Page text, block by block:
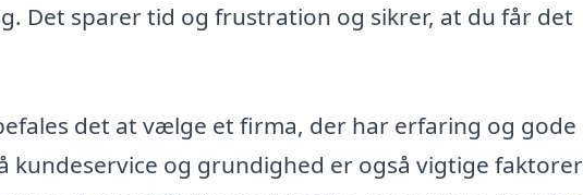
Det sparer tid og frustration og sikrer, at du får det
det at vælge et firma, der har erfaring og gode
kundeservice og grundighed er også vigtige